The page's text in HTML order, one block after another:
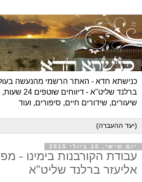
כנישתא חדא - האתר הרשמי מהנעשה
ברלנד שליט"א
שיעורים, שידורים חיים, סיפורים, ועוד
יום שישי, 10 ביולי 2015
עבודת הקורבנות בימינו -
אליעזר ברלנד שליט"א